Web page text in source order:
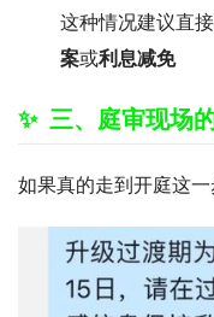
这种情况建议直
案或利息减免
三、庭审现场
如果真的走到开庭这